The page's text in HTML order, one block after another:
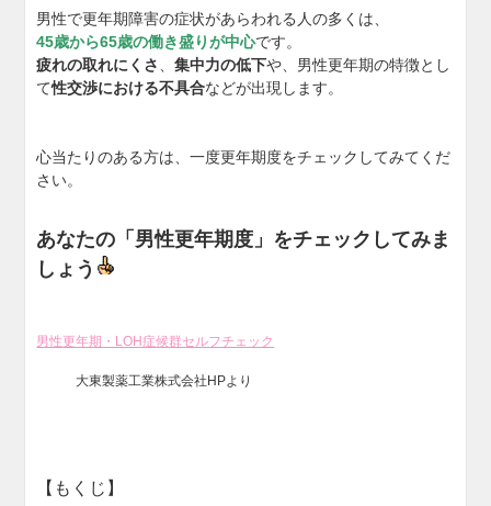
男性で更年期障害の症状があらわれる人の多くは、
45歳から65歳の働き盛りが中心です。
疲れの取れにくさ
、集中力の低下や、男性更年期の特徴とし
て性交渉における不具合などが出現します。
心当たりのある方は、一度更年期度をチェックしてみてくだ
さい。
あなたの「男性更年期度」をチェックしてみま
しょう
男性更年期・LOH症候群セルフチェック
大東製薬工業株式会社HPより
【もくじ】